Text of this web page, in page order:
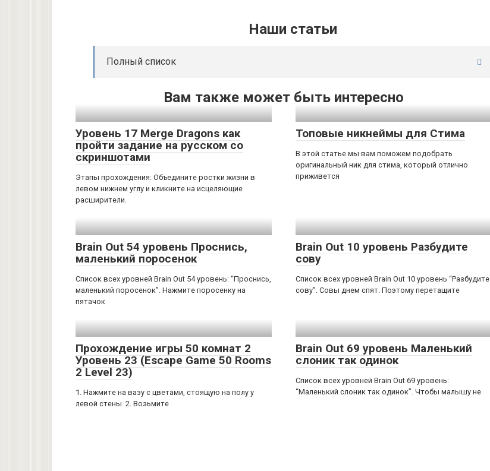
Наши статьи
Полный список
Вам также может быть интересно
Уровень 17 Merge Dragons как
пройти задание на русском со
скриншотами
Этапы прохождения: Объедините ростки жизни в
левом нижнем углу и кликните на исцеляющие
расширители.
Топовые никнеймы для Стима
В этой статье мы вам поможем подобрать
оригинальный ник для стима, который отлично
приживется
Brain Out 54 уровень Проснись,
маленький поросенок
Список всех уровней Brain Out 54 уровень: “Проснись,
маленький поросенок”. Нажмите поросенку на
пятачок
Brain Out 10 уровень Разбудите
сову
Список всех уровней Brain Out 10 уровень “Разбудите
сову”. Совы днем спят. Поэтому перетащите
Прохождение игры 50 комнат 2
Уровень 23 (Escape Game 50 Rooms
2 Level 23)
1. Нажмите на вазу с цветами, стоящую на полу у
левой стены. 2. Возьмите
Brain Out 69 уровень Маленький
слоник так одинок
Список всех уровней Brain Out 69 уровень:
“Маленький слоник так одинок”. Чтобы малышу не